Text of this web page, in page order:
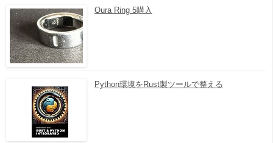
Oura Ring 5購入
Python環境をRust製ツールで整える